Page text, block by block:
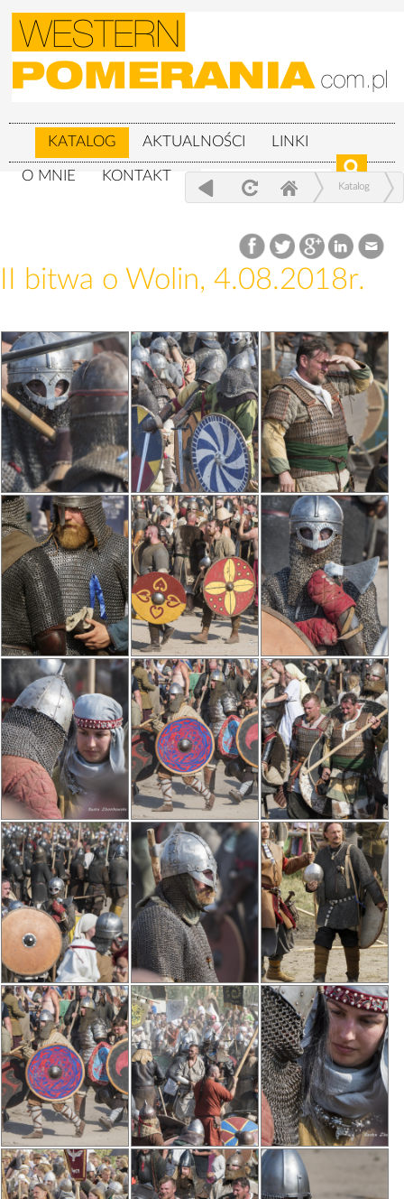
KATALOG AKTUALNOŚCI LINKI
O MNIE KONTAKT
Katalog
5.08.2018r.
II bitwa o Wolin, 4.08.2018r.
II bitwa o Wolin, 4.08.2018r.